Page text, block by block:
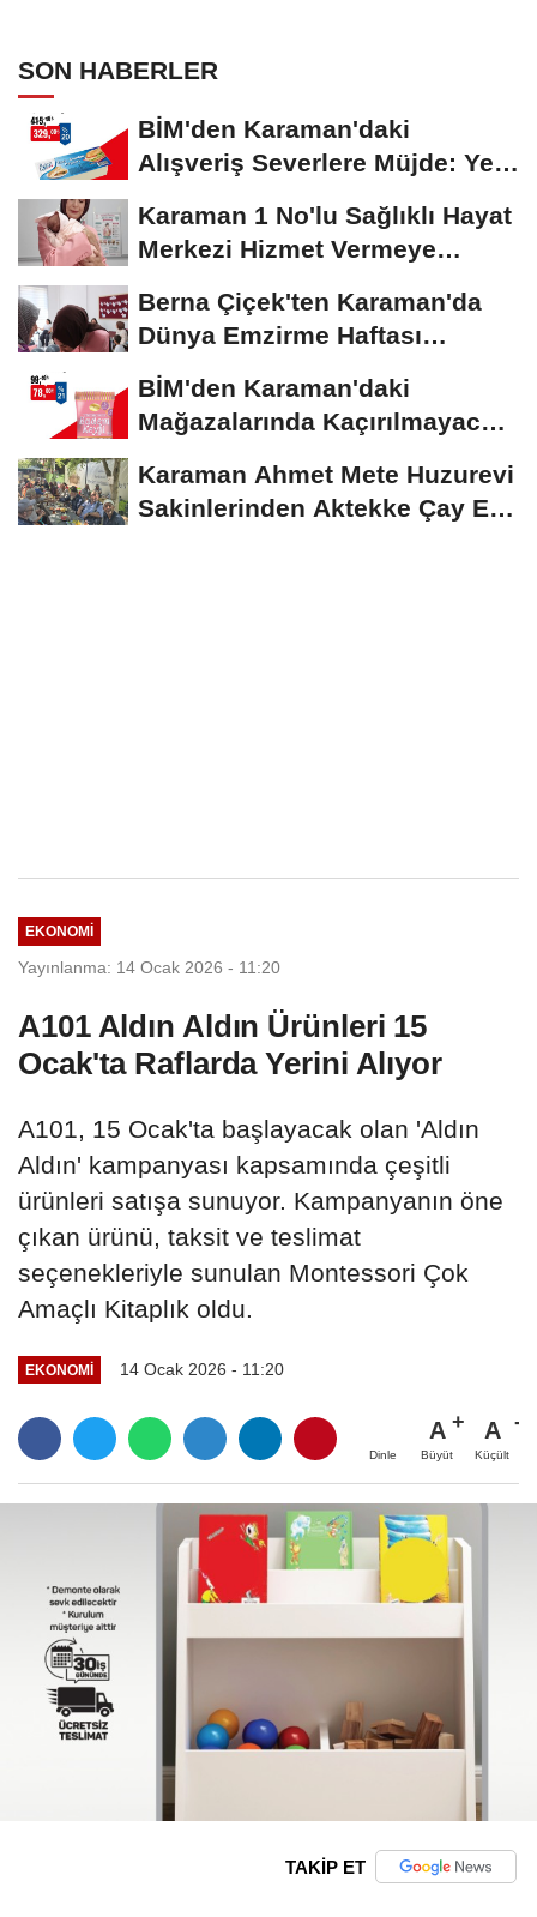
SON HABERLER
BİM'den Karaman'daki
Alışveriş Severlere Müjde: Yeni
Karaman 1 No'lu Sağlıklı Hayat
Merkezi Hizmet Vermeye
Berna Çiçek'ten Karaman'da
Dünya Emzirme Haftası
Etkinliğine Ziyaret
BİM'den Karaman'daki
Mağazalarında Kaçırılmayacak
Karaman Ahmet Mete Huzurevi
Sakinlerinden Aktekke Çay Evi
EKONOMI
Yayınlanma: 14 Ocak 2026 - 11:20
A101 Aldın Aldın Ürünleri 15
Ocak'ta Raflarda Yerini Alıyor
A101, 15 Ocak'ta başlayacak olan 'Aldın
Aldın' kampanyası kapsamında çeşitli
ürünleri satışa sunuyor. Kampanyanın öne
çıkan ürünü, taksit ve teslimat
seçenekleriyle sunulan Montessori Çok
Amaçlı Kitaplık oldu.
EKONOMI 14 Ocak 2026 - 11:20
Dinle
A
Büyüt
A
Küçült
TAKİP ET